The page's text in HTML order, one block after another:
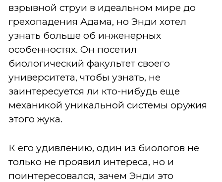
взрывной струи в идеальном мире до
грехопадения Адама, но Энди хотел
узнать больше об инженерных
особенностях. Он посетил
биологический факультет своего
университета, чтобы узнать, не
заинтересуется ли кто-нибудь еще
механикой уникальной системы оружия
этого жука.
К его удивлению, один из биологов не
только не проявил интереса, но и
поинтересовался, зачем Энди это